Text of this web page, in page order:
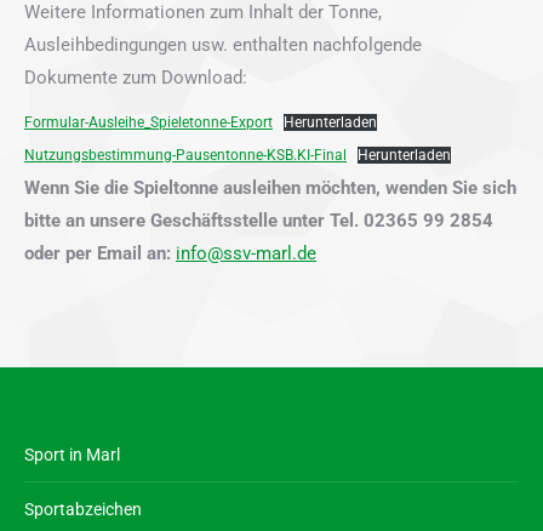
Weitere Informationen zum Inhalt der Tonne,
Ausleihbedingungen usw. enthalten nachfolgende
Dokumente zum Download:
Formular-Ausleihe_Spieletonne-Export
Herunterladen
Nutzungsbestimmung-Pausentonne-KSB.KI-Final
Herunterladen
Wenn Sie die Spieltonne ausleihen möchten, wenden Sie sich
bitte an unsere Geschäftsstelle unter Tel. 02365 99 2854
oder per Email an: info@ssv-marl.de
Sport in Marl
Sportabzeichen